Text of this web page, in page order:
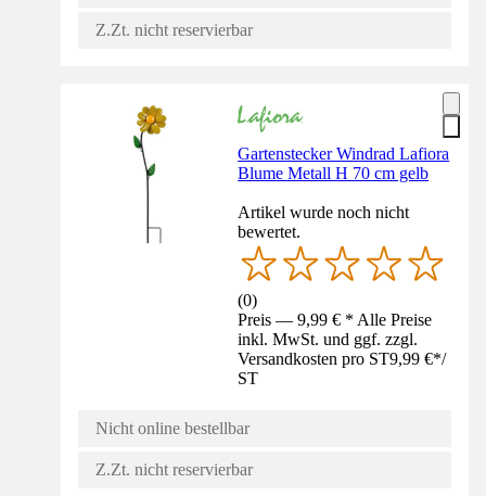
Z.Zt. nicht reservierbar
Gartenstecker Windrad Lafiora
Blume Metall H 70 cm gelb
Artikel wurde noch nicht
bewertet.
(0)
Preis — 9,99 € * Alle Preise
inkl. MwSt. und ggf. zzgl.
Versandkosten pro ST9,99 €*/
ST
Nicht online bestellbar
Z.Zt. nicht reservierbar